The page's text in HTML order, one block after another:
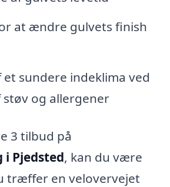
at ændre gulvets finish
et sundere indeklima ved
støv og allergener
3 tilbud på
Pjedsted, kan du være
træffer en velovervejet